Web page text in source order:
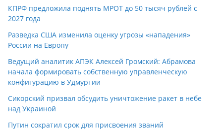
КПРФ предложила поднять МРОТ до 50 тысяч рублей с
2027 года
Разведка США изменила оценку угрозы «нападения»
России на Европу
Ведущий аналитик АПЭК Алексей Громский: Абрамова
начала формировать собственную управленческую
конфигурацию в Удмуртии
Сикорский призвал обсудить уничтожение ракет в небе
над Украиной
Путин сократил срок для присвоения званий